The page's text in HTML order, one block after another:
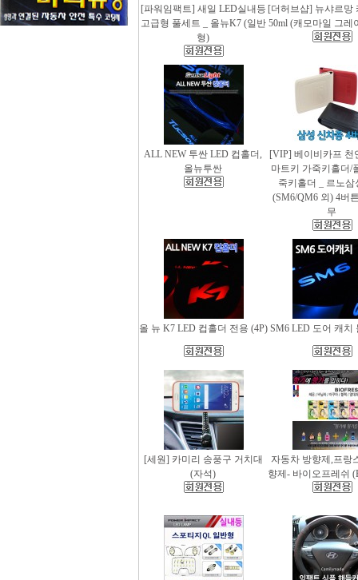
[파워임팩트] 새일 LED실내등
고급형 풀세트 _ 올뉴K7 (일반
형)
[더허브샵] 뉴샤르망
50ml (캐모마일 그레
ALL NEW 투싼 LED 컵홀더,
올뉴투싼
[VIP] 베이비카프 천
마트키 가죽키홀더/
죽키홀더 _ 르노삼
(SM6/QM6 외) 4버
무
올 뉴 K7 LED 컵홀더 전용 (4P) SM6 LED 도어 캐치
[세원] 카미리 송풍구 거치대
(자석)
자동차 방향제,프랑
향제- 바이오프레쉬